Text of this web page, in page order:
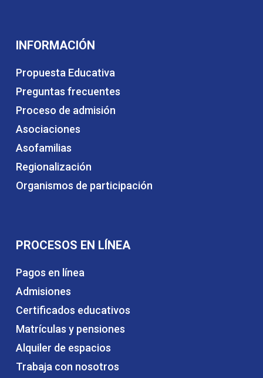
INFORMACIÓN
Propuesta Educativa
Preguntas frecuentes
Proceso de admisión
Asociaciones
Asofamilias
Regionalización
Organismos de participación
PROCESOS EN LÍNEA
Pagos en línea
Admisiones
Certificados educativos
Matrículas y pensiones
Alquiler de espacios
Trabaja con nosotros